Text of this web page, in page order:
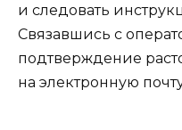
и следовать
Связавшись с
подтверждение
на электронную